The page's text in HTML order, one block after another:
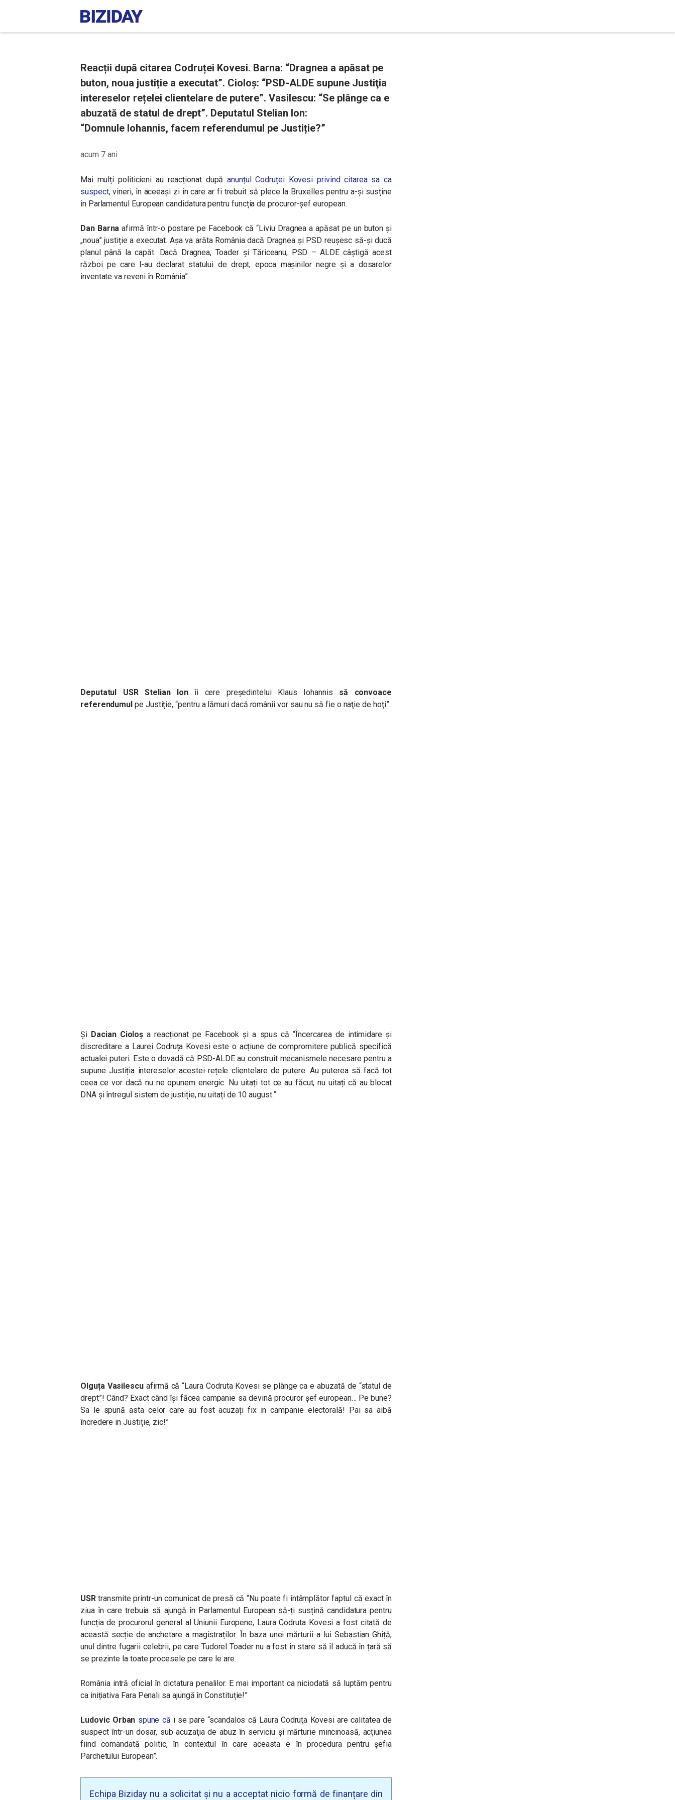
Reacții după citarea Codruței Kovesi. Barna: “Dragnea a apăsat pe
buton, noua justiție a executat”. Cioloș: “PSD-ALDE supune Justiţia
intereselor rețelei clientelare de putere”. Vasilescu: “Se plânge ca e
abuzată de statul de drept”. Deputatul Stelian Ion:
“Domnule Iohannis, facem referendumul pe Justiție?”
acum 7 ani
Mai mulți politicieni au reacționat dupăanunțul Codruței Kovesi privind citarea sa ca
suspect, vineri, în aceeași zi în carear fi trebuit să plece la Bruxelles pentru a-și susține
în Parlamentul European candidatura pentru funcția de procuror-șef european.
Dan Barna afirmă într-o postare pe Facebook că “Liviu Dragnea a apăsat pe un buton și
„noua” justiție a executat. Așa va arăta România dacă Dragnea și PSD reușesc să-și ducă
planul până la capăt. Dacă Dragnea, Toader și Tăriceanu, PSD – ALDE câștigă acest
război pe care l-au declarat statului de drept, epoca mașinilor negre și a dosarelor
inventate va reveni în România”.
Deputatul USR Stelian Ionîi cere preşedintelui Klaus Iohannis să convoace
referendumul pe Justiție, “pentru a lămuri dacă românii vor sau nu să fie o naţie de hoţi”.
Și Dacian Cioloș a reacționat pe Facebook și a spus că “Încercarea de intimidare și
discreditare a Laurei Codruța Kovesi este o acțiune de compromitere publică specifică
actualei puteri. Este o dovadă că PSD-ALDE au construit mecanismele necesare pentru a
supune Justiția intereselor acestei rețele clientelare de putere. Au puterea să facă tot
ceea ce vor dacă nu ne opunem energic. Nu uitați tot ce au făcut, nu uitați că au blocat
DNA și întregul sistem de justiție, nu uitați de 10 august.”
Olguța Vasilescuafirmă că “Laura Codruta Kovesi se plânge ca e abuzată de “statul de
drept”! Când? Exact când își făcea campanie sa devină procuror șef european… Pe bune?
Sa le spună asta celor care au fost acuzați fix in campanie electorală! Pai sa aibă
încredere in Justiție, zic!”
USRtransmite printr-un comunicat de presă că “Nu poate fi întâmplător faptul că exact în
ziua în care trebuia să ajungă în Parlamentul European să-ți susțină candidatura pentru
funcția de procurorul general al Uniunii Europene, Laura Codruta Kovesi a fost citată de
această secție de anchetare a magistraților. În baza unei mărturii a lui Sebastian Ghiță,
unul dintre fugarii celebrii, pe care Tudorel Toader nu a fost în stare să îl aducă în țară să
se prezinte la toate procesele pe care le are.
România intră oficial în dictatura penalilor. E mai important ca niciodată să luptăm pentru
ca inițiativa Fara Penali sa ajungă în Constituție!”
Ludovic Orban spune că i se pare “scandalos că Laura Codruţa Kovesi are calitatea de
suspect într-un dosar, sub acuzaţia de abuz în serviciu şi mărturie mincinoasă, acţiunea
fiind comandată politic, în contextul în care aceasta e în procedura pentru şefia
Parchetului European”.
Echipa Biziday nu a solicitat și nu a acceptat nicio formă de finanțare din